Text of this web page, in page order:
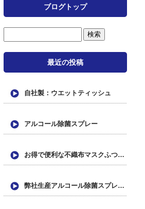
ブログトップ
最近の投稿
自社製：ウエットティッシュ
アルコール除菌スプレー
お得で便利な不織布マスクふつうサイズ(7枚入パック×8個/56枚入)のご紹介
弊社生産アルコール除菌スプレー、ソフトバンク様各店舗に出荷させて頂きました。